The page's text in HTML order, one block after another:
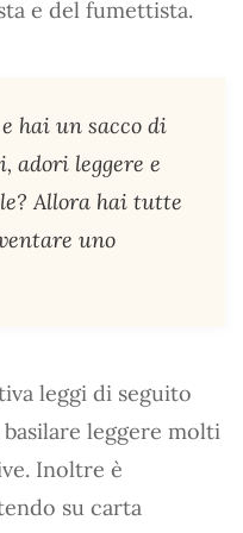
e del fumettista.
hai un sacco di
adori leggere e
Allora hai tutte
uno
leggi di seguito
leggere molti
Inoltre è
su carta